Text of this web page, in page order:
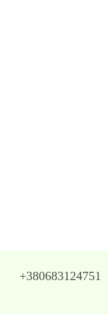
+380683124751